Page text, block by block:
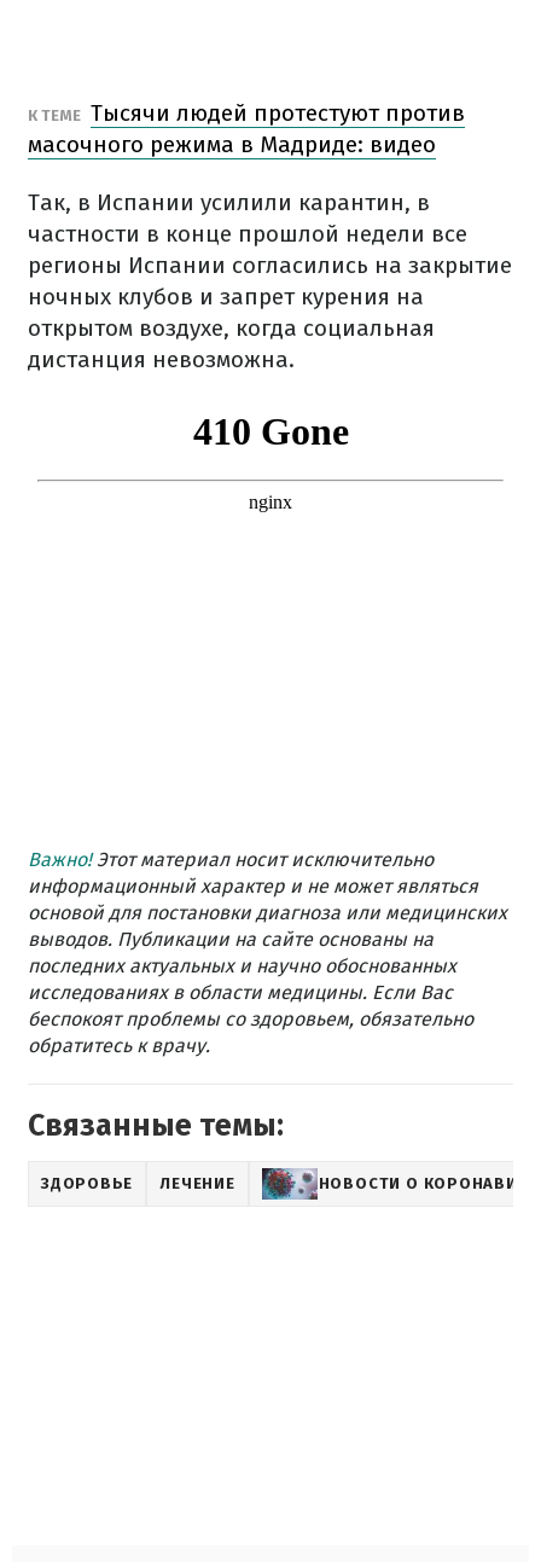
К ТЕМЕ Тысячи людей протестуют против
масочного режима в Мадриде: видео
Так, в Испании усилили карантин, в
частности в конце прошлой недели все
регионы Испании согласились на закрытие
ночных клубов и запрет курения на
открытом воздухе, когда социальная
дистанция невозможна.
Важно!Этот материал носит исключительно
информационный характер и не может являться
основой для постановки диагноза или медицинских
выводов. Публикации на сайте основаны на
последних актуальных и научно обоснованных
исследованиях в области медицины. Если Вас
беспокоят проблемы со здоровьем, обязательно
обратитесь к врачу.
Связанные темы:
ЗДОРОВЬЕ ЛЕЧЕНИЕ НОВОСТИ О